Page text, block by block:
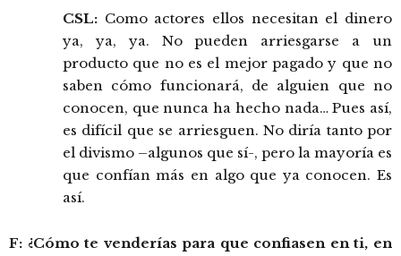
CSL: Como actores ellos necesitan el dinero
ya, ya, ya. No pueden arriesgarse a un
producto que no es el mejor pagado y que no
saben cómo funcionará, de alguien que no
conocen, que nunca ha hecho nada… Pues así,
es difícil que se arriesguen. No diría tanto por
el divismo –algunos que sí-, pero la mayoría es
que confían más en algo que ya conocen. Es
así.
F: ¿Cómo te venderías para que confiasen en ti, en